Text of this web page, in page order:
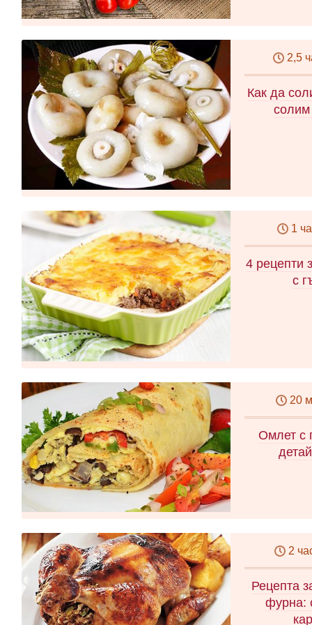
2,5
Как да
солим
1
4 рецепти
с
20
Омлет с
2
Рецепта
фурна: